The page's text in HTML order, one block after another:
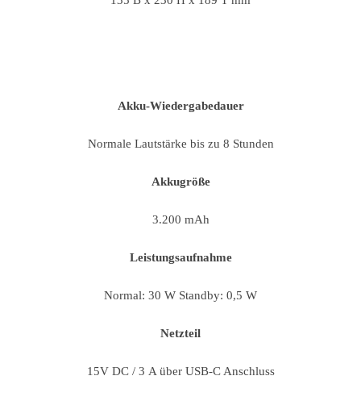
Akku-Wiedergabedauer
Normale Lautstärke bis zu 8 Stunden
Akkugröße
3.200 mAh
Leistungsaufnahme
Normal: 30 W Standby: 0,5 W
Netzteil
15V DC / 3 A über USB-C Anschluss